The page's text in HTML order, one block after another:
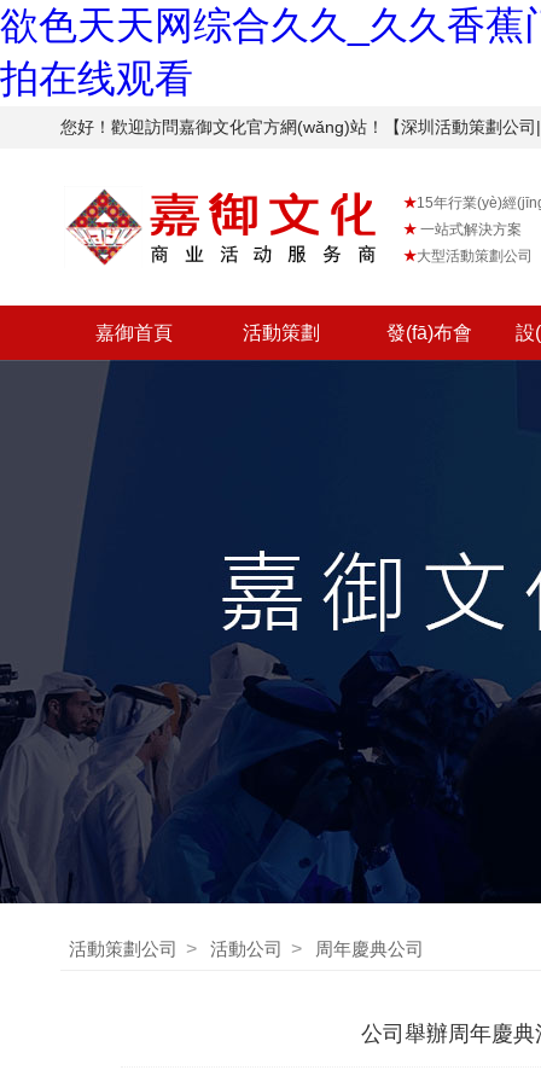
欲色天天网综合久久_久久香
拍在线观看
您好！歡迎訪問嘉御文化官方網(wǎng)站！【深圳活動策劃公
★15年行業(yè)經
★ 一站式解決方案
★大型活動策劃公司
嘉御首頁 活動策劃 發(fā)布會 設
活動策劃公司 > 活動公司 > 周年慶典公司
公司舉辦周年慶典